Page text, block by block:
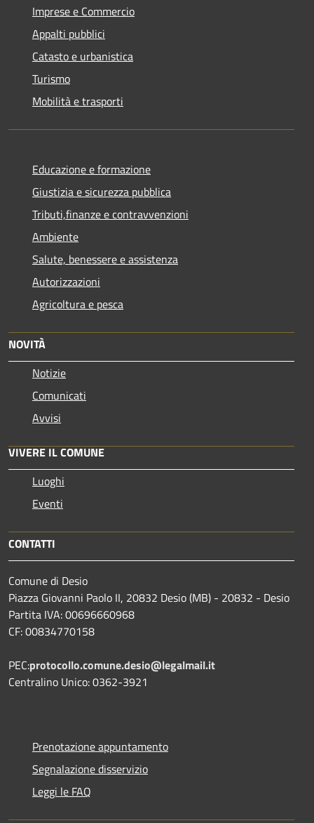
Imprese e Commercio
Appalti pubblici
Catasto e urbanistica
Turismo
Mobilità e trasporti
Educazione e formazione
Giustizia e sicurezza pubblica
Tributi,finanze e contravvenzioni
Ambiente
Salute, benessere e assistenza
Autorizzazioni
Agricoltura e pesca
NOVITÀ
Notizie
Comunicati
Avvisi
VIVERE IL COMUNE
Luoghi
Eventi
CONTATTI
Comune di Desio
Piazza Giovanni Paolo II, 20832 Desio (MB) - 20832 - Desio
Partita IVA: 00696660968
CF: 00834770158
PEC:protocollo.comune.desio@legalmail.it
Centralino Unico: 0362-3921
Prenotazione appuntamento
Segnalazione disservizio
Leggi le FAQ